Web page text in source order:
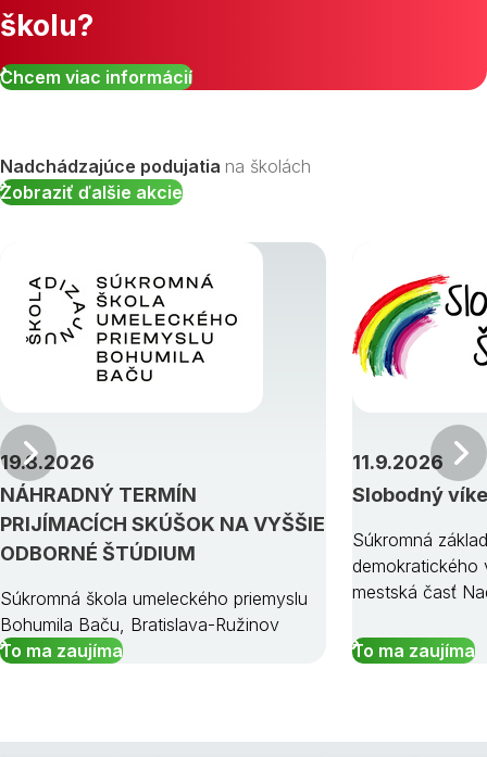
Zobraziť všetky študijné odbory »
školu?
Chcem viac informácií
Nadchádzajúce podujatia na školách
Zobraziť ďalšie akcie
NÁHRADNÝ TERMÍN
PRIJÍMACÍCH SKÚŠOK NA VYŠŠIE
ODBORNÉ ŠTÚDIUM
19.8.2026
Súkromná škola umeleckého priemyslu
Bohumila Baču, Bratislava-Ružinov
To ma zaujíma
Slobodný
11.9.2026
Súkromná
demokratického
mestská časť
To ma zaujíma
Predchádzajúci